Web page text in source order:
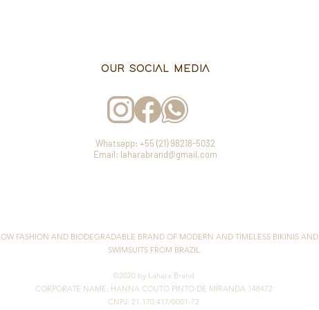
OUR SOCIAL MEDIA
Whatsapp: +55 (21) 98218-5032
Email: laharabrand@gmail.com
FASHION AND BIODEGRADABLE BRAND OF MODERN AND TIMELESS BIKINIS AND
SWIMSUITS FROM BRAZIL.
©2020 by Lahara Brand
CORPORATE NAME: HANNA COUTO PINTO DE MIRANDA 148472
CNPJ: 21.170.417/0001-72